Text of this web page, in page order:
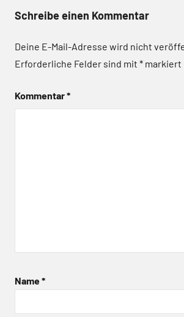
Schreibe einen Kommentar
Deine E-Mail-Adresse wird nicht
Erforderliche Felder sind mit * markiert
Kommentar*
Name*